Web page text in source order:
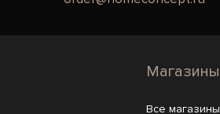
Магазины
Все магазины